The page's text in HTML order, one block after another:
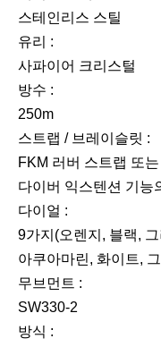
스테인리스 스틸
유리 :
사파이어 크리스털
방수 :
250m
스트랩 / 브레이슬릿 :
FKM 러버 스트랩 또
다이버 익스텐션 기능
다이얼 :
9가지(오렌지, 블랙,
아쿠아마린, 화이트,
무브먼트 :
SW330-2
방식 :